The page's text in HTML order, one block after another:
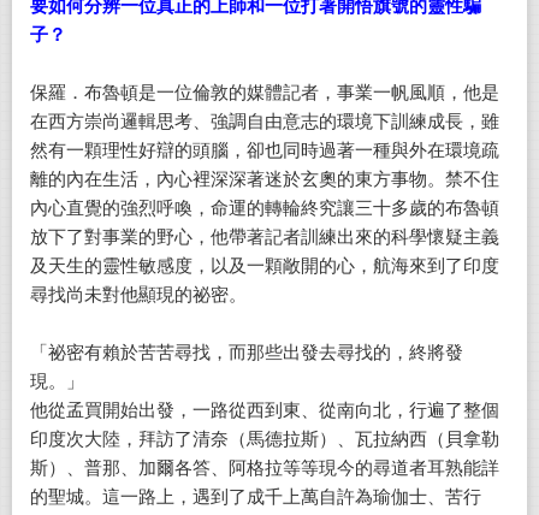
要如何分辨一位真正的上師和一位打著開悟旗號的靈性騙
子？
保羅．布魯頓是一位倫敦的媒體記者，事業一帆風順，他是
在西方崇尚邏輯思考、強調自由意志的環境下訓練成長，雖
然有一顆理性好辯的頭腦，卻也同時過著一種與外在環境疏
離的內在生活，內心裡深深著迷於玄奧的東方事物。禁不住
內心直覺的強烈呼喚，命運的轉輪終究讓三十多歲的布魯頓
放下了對事業的野心，他帶著記者訓練出來的科學懷疑主義
及天生的靈性敏感度，以及一顆敞開的心，航海來到了印度
尋找尚未對他顯現的祕密。
「祕密有賴於苦苦尋找，而那些出發去尋找的，終將發
現。」
他從孟買開始出發，一路從西到東、從南向北，行遍了整個
印度次大陸，拜訪了清奈（馬德拉斯）、瓦拉納西（貝拿勒
斯）、普那、加爾各答、阿格拉等等現今的尋道者耳熟能詳
的聖城。這一路上，遇到了成千上萬自許為瑜伽士、苦行